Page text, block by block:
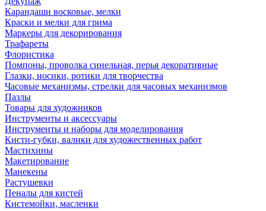
Карандаши восковые, мелки
Краски и мелки для грима
Маркеры для декорирования
Трафареты
Флористика
Помпоны, проволка синельная, перья декоративные
Глазки, носики, ротики для творчества
Часовые механизмы, стрелки для часовых механизмов
Пазлы
Товары для художников
Инструменты и аксессуары
Инструменты и наборы для моделирования
Кисти-губки, валики для художественных работ
Мастихины
Макетирование
Манекены
Растушевки
Пеналы для кистей
Кистемойки, масленки